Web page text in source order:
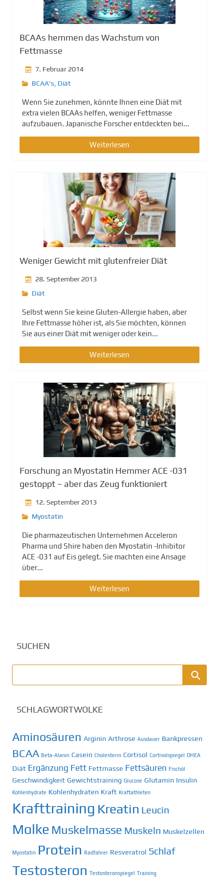
BCAAs hemmen das Wachstum von
Fettmasse
7. Februar 2014
BCAA's, Diät
Wenn Sie zunehmen, könnte Ihnen eine Diät mit
extra vielen BCAAs helfen, weniger Fettmasse
aufzubauen. Japanische Forscher entdeckten bei...
Weiterlesen
Weniger Gewicht mit glutenfreier Diät
28. September 2013
Diät
Selbst wenn Sie keine Gluten-Allergie haben, aber
Ihre Fettmasse höher ist, als Sie möchten, können
Sie aus einer Diät mit weniger oder kein...
Weiterlesen
Forschung an Myostatin Hemmer ACE -031
gestoppt – aber das Zeug funktioniert
12. September 2013
Myostatin
Die pharmazeutischen Unternehmen Acceleron
Pharma und Shire haben den Myostatin -Inhibitor
ACE -031 auf Eis gelegt. Sie machten eine Ansage
über...
Weiterlesen
SUCHEN
SCHLAGWORTWOLKE
Aminosäuren Arginin Arthrose Ausdauer Bankpressen
BCAA Beta-Alanin Casein Cholesterin Cortisol Cortisolspiegel DHEA
Diät Ergänzung Fett Fettmasse Fettsäuren Fischöl
Geschwindigkeit Gewichtstraining Glucose Glutamin Insulin
Kohlenhydrate Kohlenhydraten Kraft Kraftathleten
Krafttraining Kreatin Leucin
Molke Muskelmasse Muskeln Muskelzellen
Myostatin Protein Radfahrer Resveratrol Schlaf
Testosteron Testosteronspiegel Training